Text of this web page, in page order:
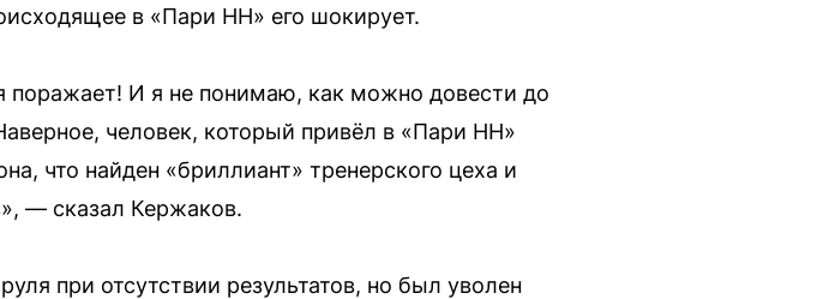
в «Пари НН» его шокирует.
поражает! И я не понимаю, как можно довести до
человек, который привёл в «Пари НН»
что найден «бриллиант» тренерского цеха и
— сказал Кержаков.
при отсутствии результатов, но был уволен